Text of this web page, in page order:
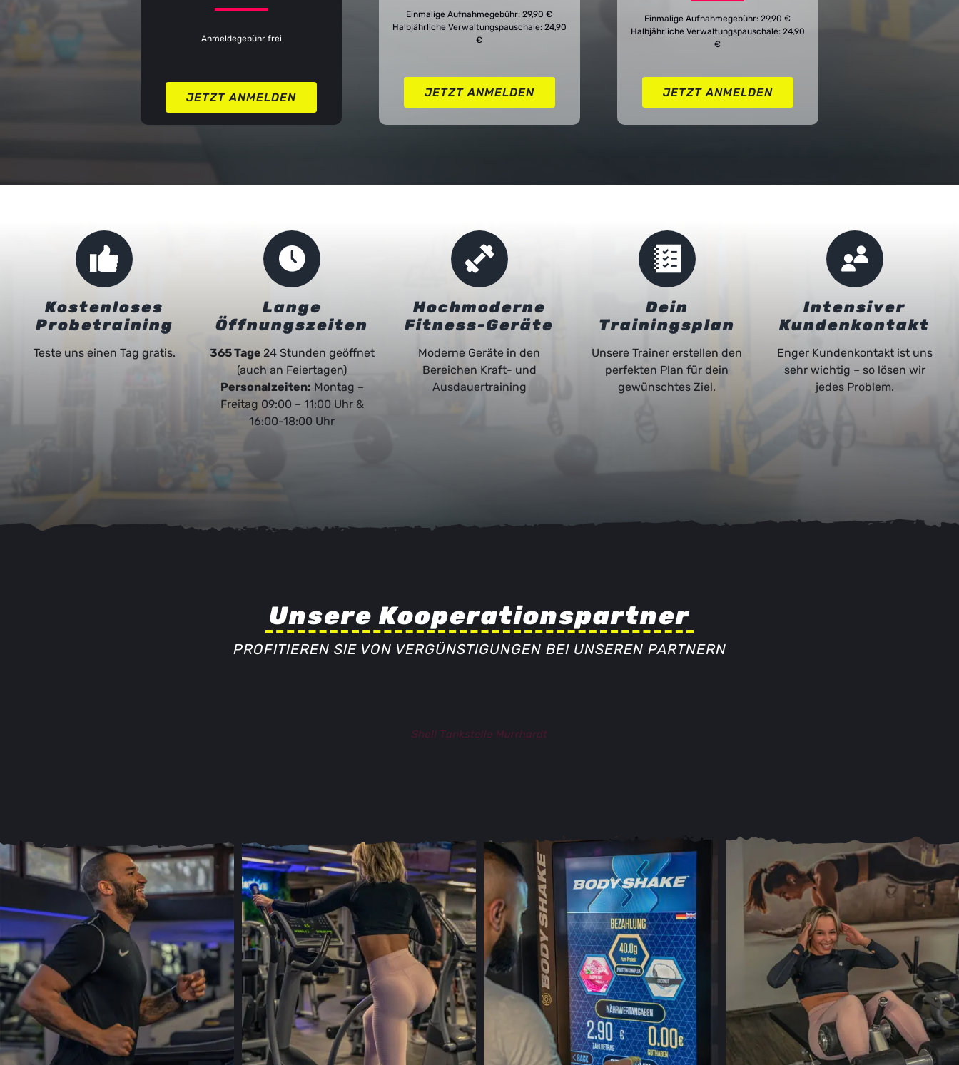
Anmeldegebühr frei
JETZT ANMELDEN
Einmalige Aufnahmegebühr: 29,90 €
Halbjährliche Verwaltungspauschale: 24,90
€
JETZT ANMELDEN
Einmalige Aufnahmegebühr: 29,90 €
Halbjährliche Verwaltungspauschale: 24,90
€
JETZT ANMELDEN
Kostenloses
Probetraining
Teste uns einen Tag gratis.
Lange
Öffnungszeiten
365 Tage 24 Stunden geöffnet
(auch an Feiertagen)
Personalzeiten: Montag –
Freitag 09:00 – 11:00 Uhr &
16:00-18:00 Uhr
Hochmoderne
Fitness-Geräte
Moderne Geräte in den
Bereichen Kraft- und
Ausdauertraining
Dein
Trainingsplan
Unsere Trainer erstellen den
perfekten Plan für dein
gewünschtes Ziel.
Intensiver
Kundenkontakt
Enger Kundenkontakt ist uns
sehr wichtig – so lösen wir
jedes Problem.
Unsere Kooperationspartner
PROFITIEREN SIE VON VERGÜNSTIGUNGEN BEI UNSEREN PARTNERN